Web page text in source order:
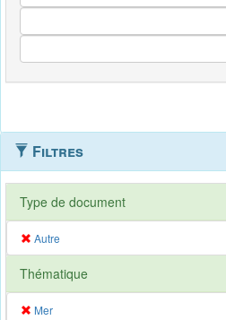
Filtres
Type de document
Autre
Thématique
Mer